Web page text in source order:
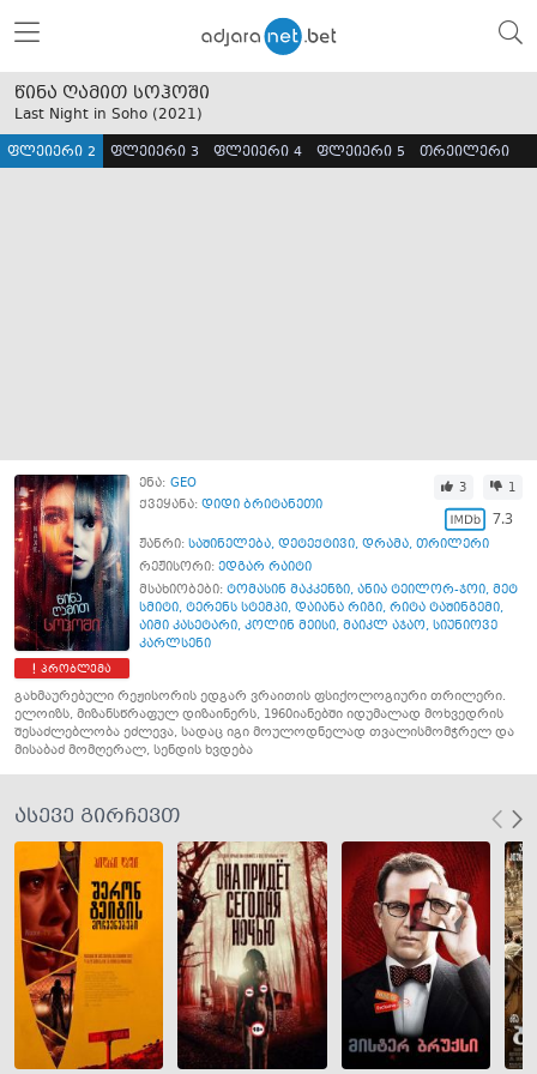
წინა ღამით სოჰოში
Last Night in Soho (2021)
ფლეიერი 2 ფლეიერი 3 ფლეიერი 4 ფლეიერი 5 თრეილერი
პრობლემა
ენა: GEO
ქვეყანა: დიდი ბრიტანეთი
3 1
7.3
ჟანრი: საშინელება, დეტექტივი, დრამა, თრილერი
რეჟისორი: ედგარ რაიტი
მსახიობები: ტომასინ მაკკენზი, ანია ტეილორ-ჯოი, მეტ
სმიტი, ტერენს სტემპი, დაიანა რიგი, რიტა ტაშინგემი,
აიმი კასეტარი, კოლინ მეისი, მაიკლ აჯაო, სიუნიოვე
კარლსენი
გახმაურებული რეჟისორის ედგარ ვრაითის ფსიქოლოგიური თრილერი.
ელოიზს, მიზანსწრაფულ დიზაინერს, 1960იანებში იდუმალად მოხვედრის
შესაძლებლობა ეძლევა, სადაც იგი მოულოდნელად თვალისმომჭრელ და
მისაბაძ მომღერალ, სენდის ხვდება
ასევე გირჩევთ